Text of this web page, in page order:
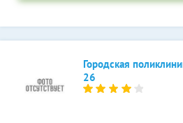
Городская
26